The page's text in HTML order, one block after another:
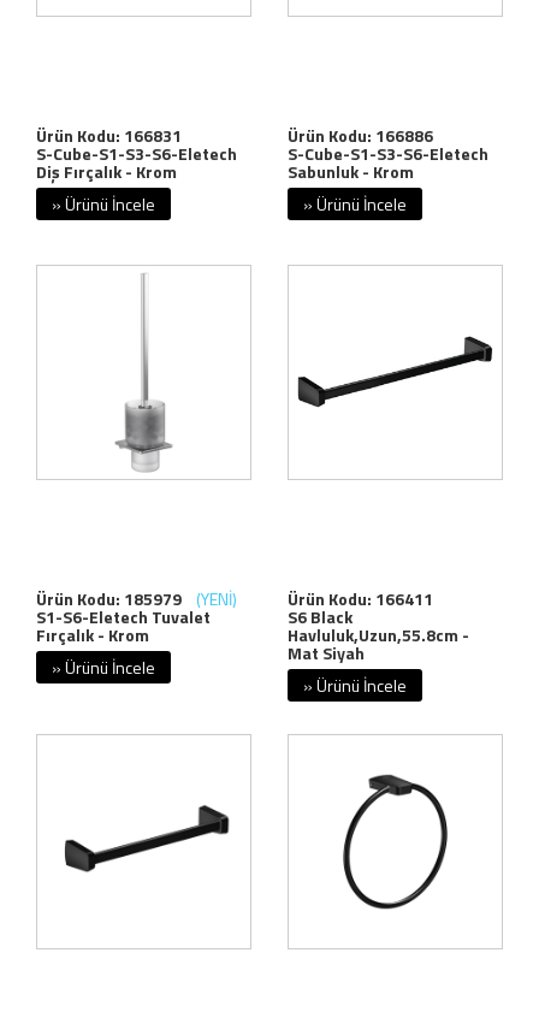
Ürün Kodu: 166831
S-Cube-S1-S3-S6-Eletech
Diş Fırçalık - Krom
» Ürünü İncele
Ürün Kodu: 166886
S-Cube-S1-S3-S6-Eletech
Sabunluk - Krom
» Ürünü İncele
Ürün Kodu: 185979 (YENİ)
S1-S6-Eletech Tuvalet
Fırçalık - Krom
» Ürünü İncele
Ürün Kodu: 166411
S6 Black
Havluluk,Uzun,55.8cm -
Mat Siyah
» Ürünü İncele